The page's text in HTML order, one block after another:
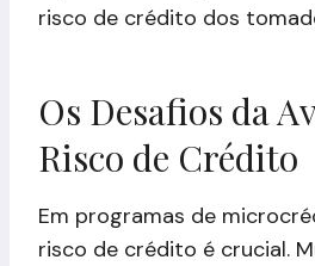
risco de crédito dos
Os Desafios da
Risco de Crédito
Em programas de
risco de crédito é crucial.